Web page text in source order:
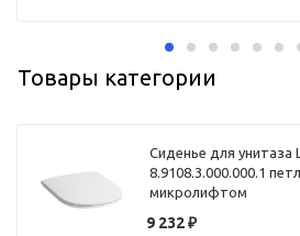
Товары категории
Сиденье для унитаза
8.9108.3.000.000.1
микролифтом
9 232₽